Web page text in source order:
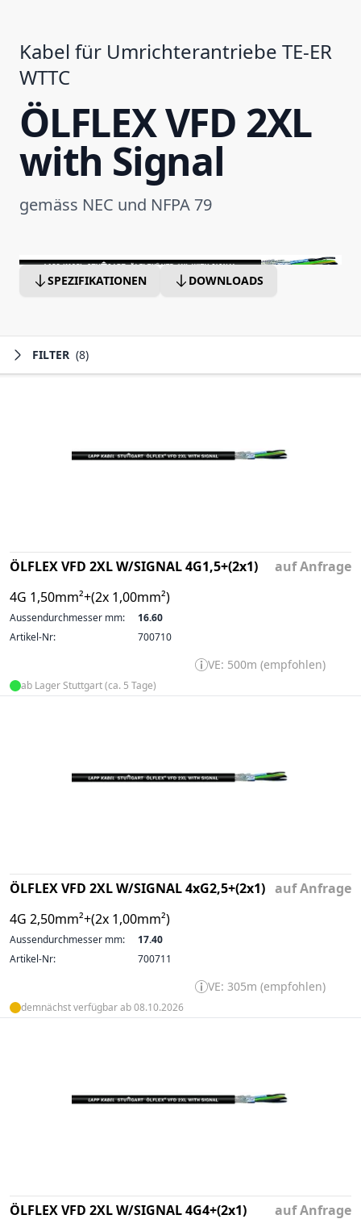
Kabel für Umrichterantriebe TE-ER
WTTC
ÖLFLEX VFD 2XL
with Signal
gemäss NEC und NFPA 79
SPEZIFIKATIONEN DOWNLOADS
FILTER (8)
ÖLFLEX VFD 2XL W/SIGNAL 4G1,5+(2x1)
4G 1,50mm²+(2x 1,00mm²)
auf Anfrage
Aussendurchmesser mm:
16.60
Artikel-Nr:
700710
VE: 500m (empfohlen)
ab Lager Stuttgart (ca. 5 Tage)
ÖLFLEX VFD 2XL W/SIGNAL 4xG2,5+(2x1)
4G 2,50mm²+(2x 1,00mm²)
auf Anfrage
Aussendurchmesser mm:
17.40
Artikel-Nr:
700711
VE: 305m (empfohlen)
demnächst verfügbar ab 08.10.2026
ÖLFLEX VFD 2XL W/SIGNAL 4G4+(2x1) auf Anfrage